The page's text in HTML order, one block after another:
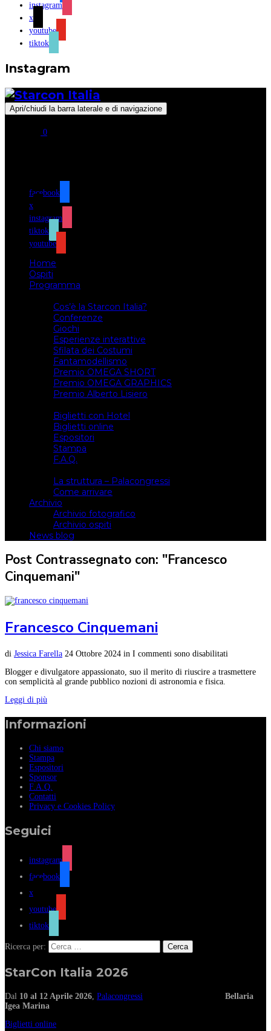
instagram
x
youtube
tiktok
Instagram
Apri/chiudi la barra laterale e di navigazione
0
facebook
x
instagram
tiktok
youtube
Home
Ospiti
Programma
Cos’è la Starcon Italia?
Conferenze
Giochi
Esperienze interattive
Sfilata dei Costumi
Fantamodellismo
Premio OMEGA SHORT
Premio OMEGA GRAPHICS
Premio Alberto Lisiero
Biglietti con Hotel
Biglietti online
Espositori
Stampa
F.A.Q.
La struttura – Palacongressi
Come arrivare
Archivio
Archivio fotografico
Archivio ospiti
News blog
Post Contrassegnato con: "Francesco
Cinquemani"
Francesco Cinquemani
di Jessica Farella 24 Ottobre 2024 in I commenti sono disabilitati
Blogger e divulgatore appassionato, suo il merito di riuscire a trasmettere
con semplicità al grande pubblico nozioni di astronomia e fisica.
Leggi di più
Informazioni
Chi siamo
Stampa
Espositori
Sponsor
F.A.Q.
Contatti
Privacy e Cookies Policy
Seguici
instagram
facebook
x
youtube
tiktok
Ricerca per:
StarCon Italia 2026
Dal 10 al 12 Aprile 2026 Palacongressi
Bellaria
Igea Marina
Biglietti online